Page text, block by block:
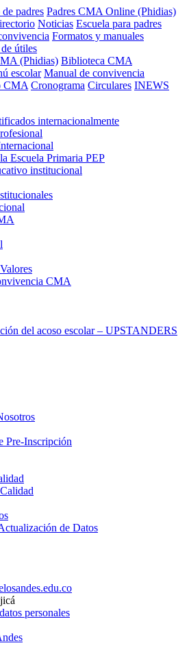
padres Padres CMA Online (Phidias)
Noticias Escuela para padres
Formatos y manuales
útiles
(Phidias) Biblioteca CMA
escolar Manual de convivencia
CMA Cronograma Circulares INEWS
internacionalmente
Escuela Primaria PEP
institucional
CMA
del acoso escolar – UPSTANDERS
Pre-Inscripción
de Datos
personales